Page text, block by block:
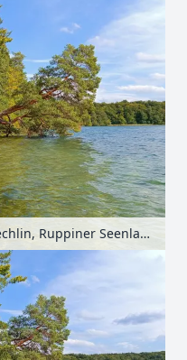
Großer Stechlinsee im NSG Stechlin, Ruppiner Seenland, Brandenburg, Deutschland